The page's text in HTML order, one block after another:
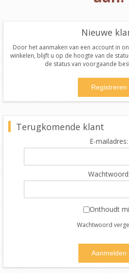
Nieuwe
Door het aanmaken van een account in
winkelen, blijft u op de hoogte van de
de status van voorgaande
Terugkomende klant
E-mailadres:
Wachtwoord:
Onthoudt
Wachtwoord